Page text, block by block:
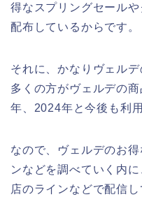
得なスプリングセール
配布しているからです。
それに、かなりヴェル
多くの方がヴェルデの
年、2024年と今後も利
なので、ヴェルデのお
ンなどを調べていく内
店のラインなどで配信